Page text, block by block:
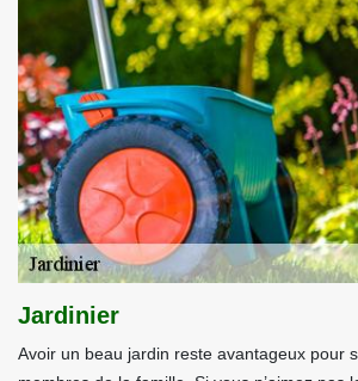
Jardinier
Avoir un beau jardin reste avantageux pour